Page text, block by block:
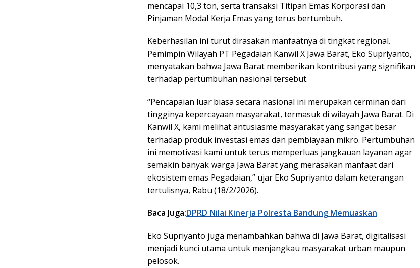
mencapai 10,3 ton, serta transaksi Titipan Emas Korporasi dan
Pinjaman Modal Kerja Emas yang terus bertumbuh.
Keberhasilan ini turut dirasakan manfaatnya di tingkat regional.
Pemimpin Wilayah PT Pegadaian Kanwil X Jawa Barat, Eko Supriyanto,
menyatakan bahwa Jawa Barat memberikan kontribusi yang signifikan
terhadap pertumbuhan nasional tersebut.
“Pencapaian luar biasa secara nasional ini merupakan cerminan dari
tingginya kepercayaan masyarakat, termasuk di wilayah Jawa Barat. Di
Kanwil X, kami melihat antusiasme masyarakat yang sangat besar
terhadap produk investasi emas dan pembiayaan mikro. Pertumbuhan
ini memotivasi kami untuk terus memperluas jangkauan layanan agar
semakin banyak warga Jawa Barat yang merasakan manfaat dari
ekosistem emas Pegadaian,” ujar Eko Supriyanto dalam keterangan
tertulisnya, Rabu (18/2/2026).
Baca Juga:DPRD Nilai Kinerja Polresta Bandung Memuaskan
Eko Supriyanto juga menambahkan bahwa di Jawa Barat, digitalisasi
menjadi kunci utama untuk menjangkau masyarakat urban maupun
pelosok.